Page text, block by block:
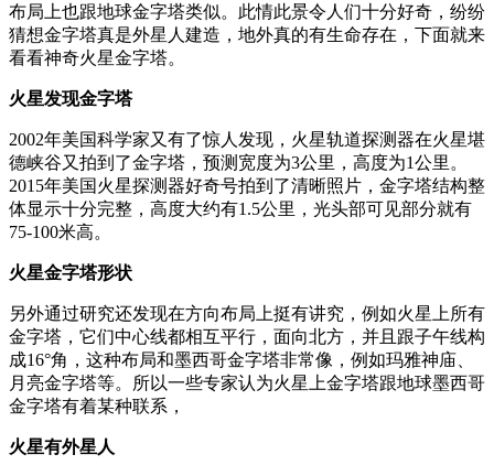
布局上也跟地球金字塔类似。此情此景令人们十分好奇，纷纷
猜想金字塔真是外星人建造，地外真的有生命存在，下面就来
看看神奇火星金字塔。
火星发现金字塔
2002年美国科学家又有了惊人发现，火星轨道探测器在火星堪
德峡谷又拍到了金字塔，预测宽度为3公里，高度为1公里。
2015年美国火星探测器好奇号拍到了清晰照片，金字塔结构整
体显示十分完整，高度大约有1.5公里，光头部可见部分就有
75-100米高。
火星金字塔形状
另外通过研究还发现在方向布局上挺有讲究，例如火星上所有
金字塔，它们中心线都相互平行，面向北方，并且跟子午线构
成16°角，这种布局和墨西哥金字塔非常像，例如玛雅神庙、
月亮金字塔等。所以一些专家认为火星上金字塔跟地球墨西哥
金字塔有着某种联系，
火星有外星人